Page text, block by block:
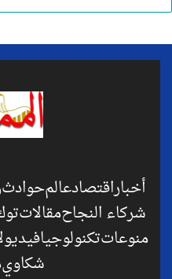
أخباراقتصادعالمحوادث
شركاء النجاحمقالات
منوعاتتكنولوجيافيديو
شكاوي